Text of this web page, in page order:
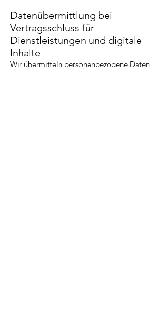
Datenübermittlung bei
Vertragsschluss für
Dienstleistungen und digitale
Inhalte
Wir übermitteln personenbezogene Daten